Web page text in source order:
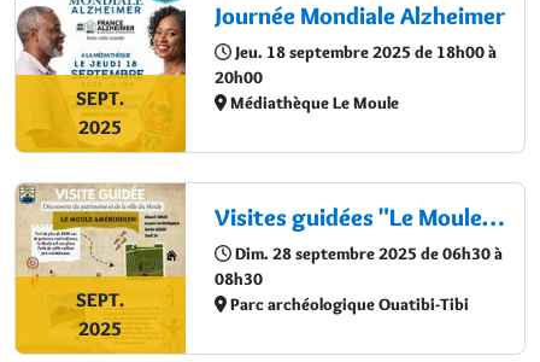
SEPT.
2025
Journée Mondiale Alzheimer
Jeu. 18 septembre 2025 de 18h00 à
20h00
Médiathèque Le Moule
SEPT.
2025
Visites guidées "Le Moule amérindien"
Dim. 28 septembre 2025 de 06h30 à
08h30
Parc archéologique Ouatibi-Tibi